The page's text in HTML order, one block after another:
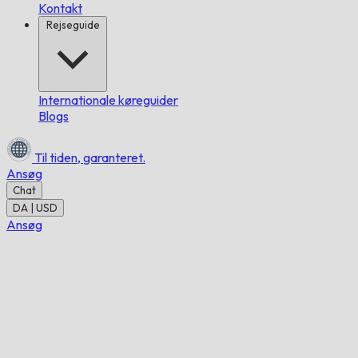
Kontakt
Rejseguide
Internationale køreguider
Blogs
Til tiden, garanteret.
Ansøg
Chat
DA | USD
Ansøg